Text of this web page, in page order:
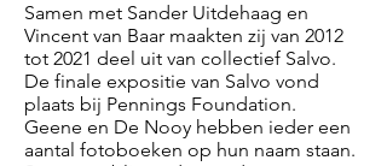
Samen met Sander Uitdehaag en
Vincent van Baar maakten zij van 2012
tot 2021 deel uit van collectief Salvo.
De finale expositie van Salvo vond
plaats bij Pennings Foundation.
Geene en De Nooy hebben ieder een
aantal fotoboeken op hun naam staan.